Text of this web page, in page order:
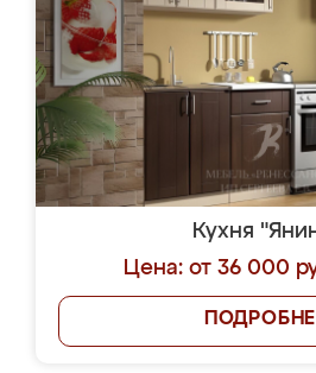
Кухня
Цена: от 36 000